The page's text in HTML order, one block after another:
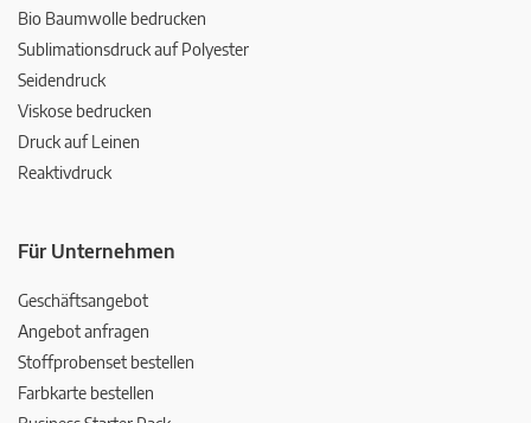
Bio Baumwolle bedrucken
Sublimationsdruck auf Polyester
Seidendruck
Viskose bedrucken
Druck auf Leinen
Reaktivdruck
Für Unternehmen
Geschäftsangebot
Angebot anfragen
Stoffprobenset bestellen
Farbkarte bestellen